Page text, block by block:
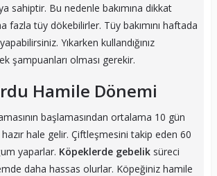
sahiptir. Bu nedenle bakımına dikkat
fazla tüy dökebilirler. Tüy bakımını haftada
Yıkarken kullandığınız
şampuanları olması gerekir.
Hamile Dönemi
başlamasından ortalama 10 gün
hale gelir. Çiftleşmesini takip eden 60
yaparlar. Köpeklerde gebelik süreci
daha hassas olurlar. Köpeğiniz hamile